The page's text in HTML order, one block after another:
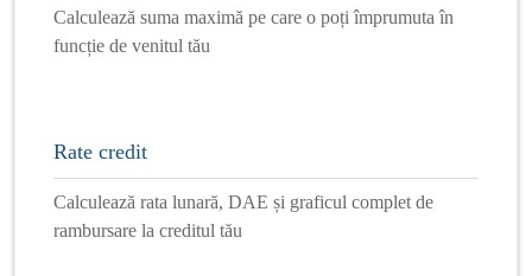
Calculează suma maximă pe care o poți împrumuta în
funcție de venitul tău
Rate credit
Calculează rata lunară, DAE și graficul complet de
rambursare la creditul tău